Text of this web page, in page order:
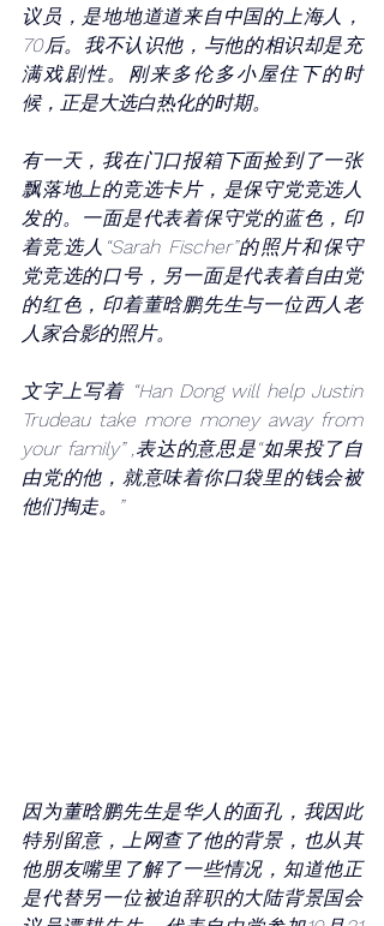
议员，是地地道道来自中国的上海人，
70后。我不认识他，与他的相识却是充
满戏剧性。刚来多伦多小屋住下的时
候，正是大选白热化的时期。
有一天，我在门口报箱下面捡到了一张
飘落地上的竞选卡片，是保守党竞选人
发的。一面是代表着保守党的蓝色，印
着竞选人“Sarah Fischer”的照片和保守
党竞选的口号，另一面是代表着自由党
的红色，印着董晗鹏先生与一位西人老
人家合影的照片。
文字上写着 “Han Dong will help Justin
Trudeau take more money away from
your family” ,表达的意思是“如果投了自
由党的他，就意味着你口袋里的钱会被
他们掏走。”
因为董晗鹏先生是华人的面孔，我因此
特别留意，上网查了他的背景，也从其
他朋友嘴里了解了一些情况，知道他正
是代替另一位被迫辞职的大陆背景国会